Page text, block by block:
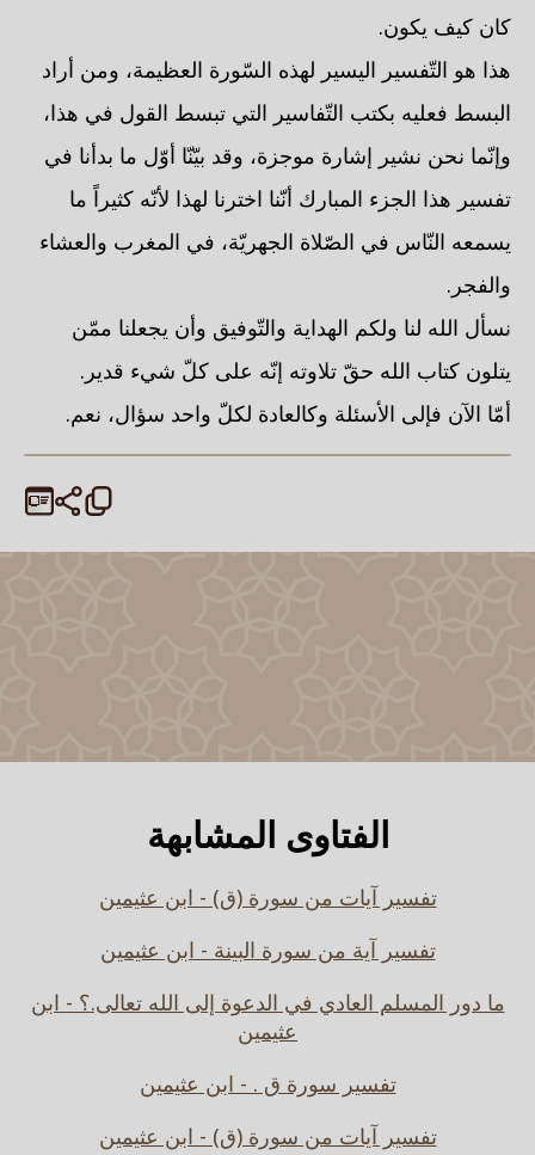
كان كيف يكون.
هذا هو التّفسير اليسير لهذه السّورة العظيمة، ومن أراد
البسط فعليه بكتب التّفاسير التي تبسط القول في هذا،
وإنّما نحن نشير إشارة موجزة، وقد بيّنّا أوّل ما بدأنا في
تفسير هذا الجزء المبارك أنّنا اخترنا لهذا لأنّه كثيراً ما
يسمعه النّاس في الصّلاة الجهريّة، في المغرب والعشاء
والفجر.
نسأل الله لنا ولكم الهداية والتّوفيق وأن يجعلنا ممّن
يتلون كتاب الله حقّ تلاوته إنّه على كلّ شيء قدير.
أمّا الآن فإلى الأسئلة وكالعادة لكلّ واحد سؤال، نعم.
الفتاوى المشابهة
تفسير آيات من سورة (ق) - ابن عثيمين
تفسير آية من سورة البينة - ابن عثيمين
ما دور المسلم العادي في الدعوة إلى الله تعالى.؟ - ابن
عثيمين
تفسير سورة ق . - ابن عثيمين
تفسير آيات من سورة (ق) - ابن عثيمين